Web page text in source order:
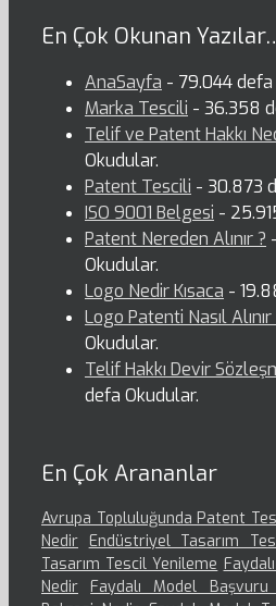
En Çok Okunan
AnaSayfa - 79.044 defa
Marka Tescili - 36.358
Telif ve Patent Hakkı
Okudular.
Patent Tescili - 30.873
ISO 9001 Belgesi -
Patent Nereden Alınır ?
Okudular.
Logo Nedir Kısaca -
Logo Patenti Nasıl Alınır
Okudular.
Telif Hakkı Devir
defa Okudular.
En Çok Arananlar
Avrupa Topluluğunda Patent
Nedir Endüstriyel Tasarım
Tasarım Tescil Yenileme
Nedir
Faydalı Model